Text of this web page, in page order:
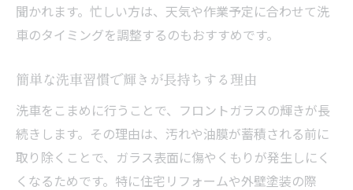
聞かれます。忙しい方は、天気や作業予定に合わせて洗
車のタイミングを調整するのもおすすめです。
簡単な洗車習慣で輝きが長持ちする理由
洗車をこまめに行うことで、フロントガラスの輝きが長
続きします。その理由は、汚れや油膜が蓄積される前に
取り除くことで、ガラス表面に傷やくもりが発生しにく
くなるためです。特に住宅リフォームや外壁塗装の際